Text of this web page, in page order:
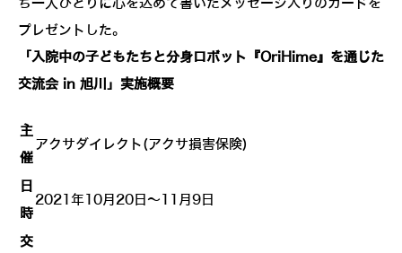
ち一人ひとりに心を込めて書いたメッセージ入りのカードを
プレゼントした。
「入院中の子どもたちと分身ロボット『OriHime』を通じた
交流会 in 旭川」実施概要
主
催
アクサダイレクト(アクサ損害保険)
日
時
2021年10月20日～11月9日
交